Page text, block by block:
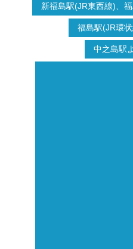
新福島駅(JR東西線)、
福島駅(JR環
中之島駅